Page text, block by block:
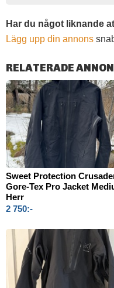
Har du något liknande
Lägg upp din annons
RELATERADE
Sweet Protection
Gore-Tex Pro Jacket
Herr
2 750:-